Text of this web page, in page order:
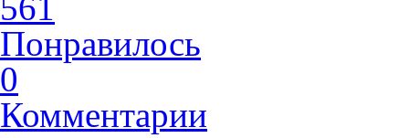
Понравилось
0
Комментарии